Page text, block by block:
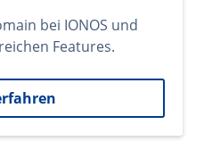
bei IONOS und
Features.